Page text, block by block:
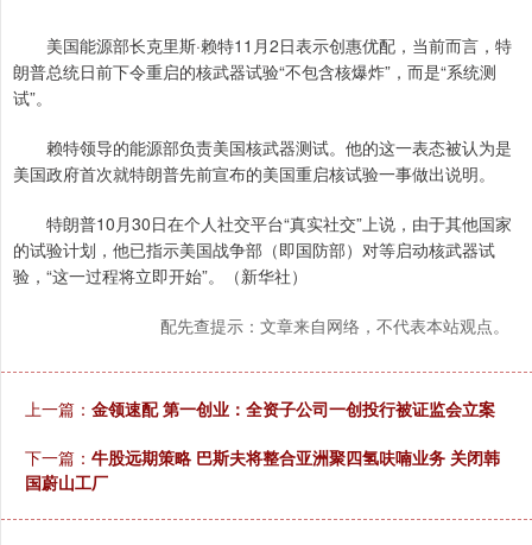
美国能源部长克里斯·赖特11月2日表示创惠优配，当前而言，特
朗普总统日前下令重启的核武器试验“不包含核爆炸”，而是“系统测
试”。
赖特领导的能源部负责美国核武器测试。他的这一表态被认为是
美国政府首次就特朗普先前宣布的美国重启核试验一事做出说明。
特朗普10月30日在个人社交平台“真实社交”上说，由于其他国家
的试验计划，他已指示美国战争部（即国防部）对等启动核武器试
验，“这一过程将立即开始”。（新华社）
配先查提示：文章来自网络，不代表本站观点。
上一篇： 金领速配 第一创业：全资子公司一创投行被证监会立案
下一篇： 牛股远期策略 巴斯夫将整合亚洲聚四氢呋喃业务 关闭韩
国蔚山工厂